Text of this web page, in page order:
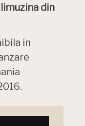
din
in